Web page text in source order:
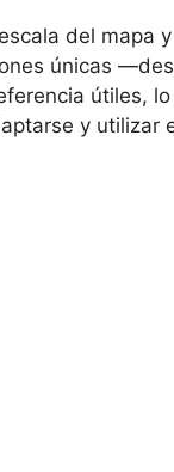
del mapa
únicas
útiles,
y utilizar